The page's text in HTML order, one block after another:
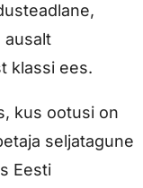
ausalt
klassi ees.
kus ootusi on
seljatagune
Eesti